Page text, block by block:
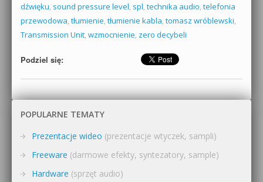
dźwięku, sound pressure level, spl, technika audio, telefonia
przewodowa, tłumienie, tłumienie kabla, tomasz wróblewski,
Transmission Unit, wzmocnienie, zero decybeli
Podziel się:
POPULARNE TEMATY
Prezentacje wideo (prezentacje wtyczek, sampli)
Freeware (darmowe efekty, syntezatory, sample)
Hardware (sprzęt audio)